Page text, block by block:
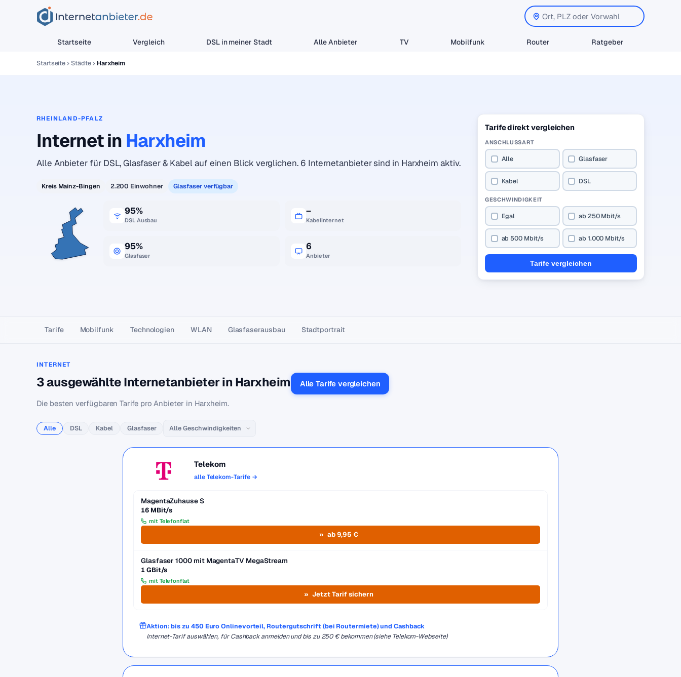
Startseite Vergleich DSL in meiner Stadt Alle Anbieter TV Mobilfunk Router Ratgeber
Startseite Städte Harxheim
RHEINLAND-PFALZ
Internet in Harxheim
Alle Anbieter für DSL, Glasfaser & Kabel auf einen Blick verglichen. 6 Internetanbieter sind in Harxheim aktiv.
Kreis Mainz-Bingen 2.200 Einwohner Glasfaser verfügbar
95%
DSL Ausbau
–
Kabelinternet
95%
Glasfaser
6
Anbieter
Tarife direkt vergleichen
ANSCHLUSSART
Alle Glasfaser
Kabel DSL
GESCHWINDIGKEIT
Egal ab 250 Mbit/s
ab 500 Mbit/s ab 1.000 Mbit/s
Tarife vergleichen
Tarife Mobilfunk Technologien WLAN Glasfaser­ausbau Stadtportrait
INTERNET
3 ausgewählte Internetanbieter in Harxheim Alle Tarife vergleichen
Die besten verfügbaren Tarife pro Anbieter in Harxheim.
Alle DSL Kabel Glasfaser
Telekom
alle Telekom-Tarife →
MagentaZuhause S
16 MBit/s
mit Telefonflat
ab 9,95 €
Glasfaser 1000 mit MagentaTV MegaStream
1 GBit/s
mit Telefonflat
Jetzt Tarif sichern
Aktion: bis zu 450 Euro Onlinevorteil, Routergutschrift (bei Routermiete) und Cashback
Internet-Tarif auswählen, für Cashback anmelden und bis zu 250 € bekommen (siehe Telekom-Webseite)